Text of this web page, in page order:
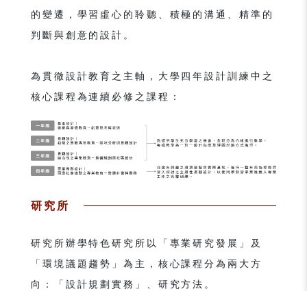
的變遷，學習虛心的聆聽、積極的溝通、精準的
判斷與創意的設計。
為貫徹設計教育之主軸，大學四年設計訓練中之
核心課程為連續必修之課程：
研究所
研究所辦學特色研究所以「專業研究發展」及
「環境議題趨勢」為主，核心課程分為兩大方
向：「設計規劃實務」、研究方法。